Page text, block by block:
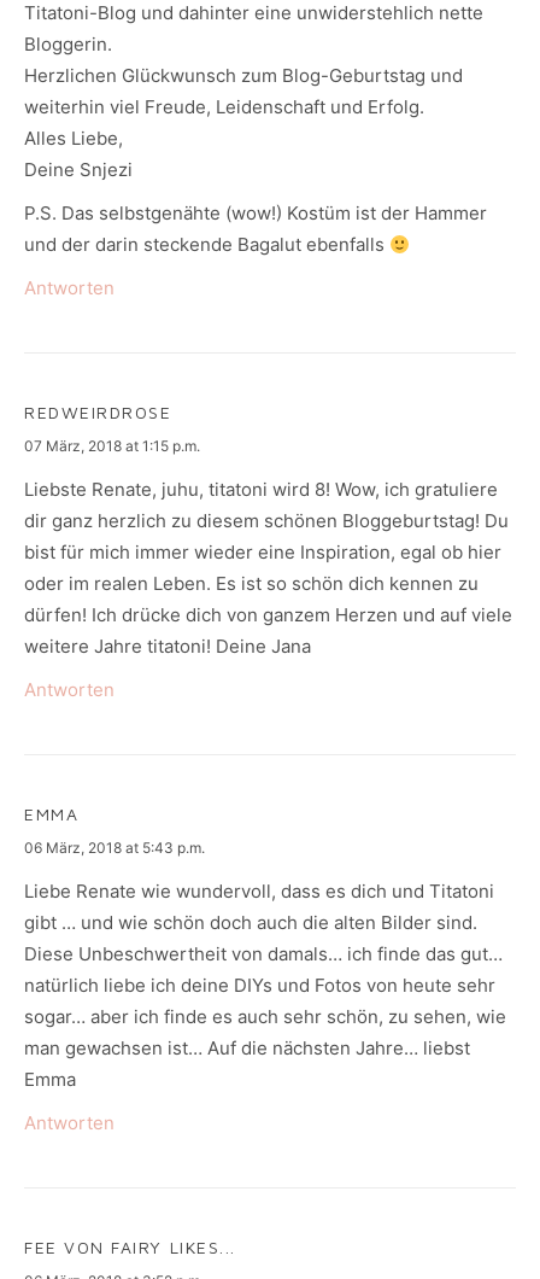
Titatoni-Blog und dahinter eine unwiderstehlich nette
Bloggerin.
Herzlichen Glückwunsch zum Blog-Geburtstag und
weiterhin viel Freude, Leidenschaft und Erfolg.
Alles Liebe,
Deine Snjezi
P.S. Das selbstgenähte (wow!) Kostüm ist der Hammer
und der darin steckende Bagalut ebenfalls
Antworten
REDWEIRDROSE
says:
07 März, 2018 at 1:15 p.m.
Liebste Renate, juhu, titatoni wird 8! Wow, ich gratuliere
dir ganz herzlich zu diesem schönen Bloggeburtstag! Du
bist für mich immer wieder eine Inspiration, egal ob hier
oder im realen Leben. Es ist so schön dich kennen zu
dürfen! Ich drücke dich von ganzem Herzen und auf viele
weitere Jahre titatoni! Deine Jana
Antworten
EMMA
says:
06 März, 2018 at 5:43 p.m.
Liebe Renate wie wundervoll, dass es dich und Titatoni
gibt … und wie schön doch auch die alten Bilder sind.
Diese Unbeschwertheit von damals… ich finde das gut…
natürlich liebe ich deine DIYs und Fotos von heute sehr
sogar… aber ich finde es auch sehr schön, zu sehen, wie
man gewachsen ist… Auf die nächsten Jahre… liebst
Emma
Antworten
FEE VON FAIRY LIKES...